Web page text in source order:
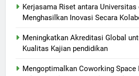
Kerjasama Riset antara Universitas
Menghasilkan Inovasi Secara
Meningkatkan Akreditasi Global
Kualitas Kajian pendidikan
Mengoptimalkan Coworking